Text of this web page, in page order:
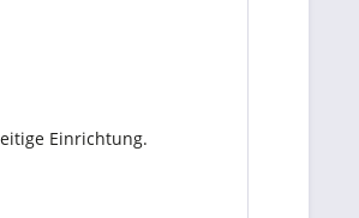
Einrichtung.